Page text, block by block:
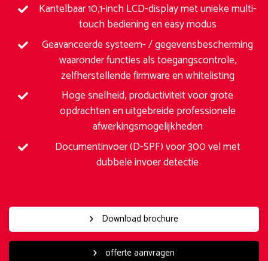
Kantelbaar 10,1-inch LCD-display met unieke multi-
touch bediening en easy modus
Geavanceerde systeem- / gegevensbescherming
waaronder functies als toegangscontrole,
zelfherstellende firmware en whitelisting
Hoge snelheid, productiviteit voor grote
opdrachten en uitgebreide professionele
afwerkingsmogelijkheden
Documentinvoer (D-SPF) voor 300 vel met
dubbele invoer detectie
Download brochure
offerte aanvragen